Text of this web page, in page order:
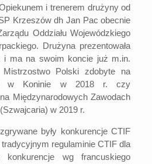
i trenerem drużyny od
Krzeszów dh Jan Pac obecnie
Oddziału Wojewódzkiego
Drużyna prezentowała
i ma na swoim koncie już m.in.
Polski zdobyte na
w Koninie w 2018 r. czy
Międzynarodowych Zawodach
w 2019 r.
były konkurencje CTIF
regulaminie CTIF dla
konkurencje wg francuskiego